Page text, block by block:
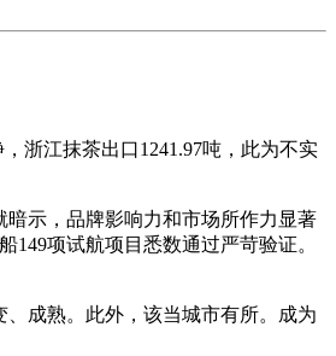
浙江抹茶出口1241.97吨，此为不实
示，品牌影响力和市场所作力显著
项试航项目悉数通过严苛验证。
成熟。此外，该当城市有所。成为